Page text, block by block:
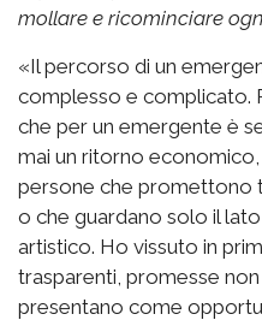
mollare e ricominciare
«Il percorso di un
complesso e complicato.
che per un emergente è
mai un ritorno
persone che promettono
o che guardano solo il
artistico. Ho vissuto in
trasparenti, promesse
presentano come